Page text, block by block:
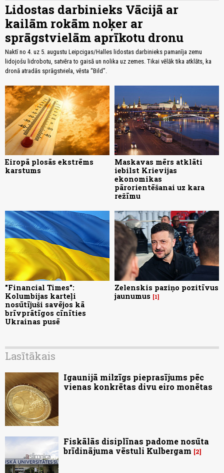
Lidostas darbinieks Vācijā ar
kailām rokām noķer ar
sprāgstvielām aprīkotu dronu
Naktī no 4. uz 5. augustu Leipcigas/Halles lidostas darbinieks pamanīja zemu
lidojošu lidrobotu, satvēra to gaisā un nolika uz zemes. Tikai vēlāk tika atklāts, ka
dronā atradās sprāgstviela, vēsta “Bild”.
Eiropā plosās ekstrēms
karstums
Maskavas mērs atklāti
iebilst Krievijas
ekonomikas
pārorientēšanai uz kara
režīmu
"Financial Times":
Kolumbijas karteļi
nosūtījuši savējos kā
brīvprātīgos cīnīties
Ukrainas pusē
Zelenskis paziņo pozitīvus
jaunumus
1
Lasītākais
Igaunijā milzīgs pieprasījums pēc
vienas konkrētas divu eiro monētas
Fiskālās disiplīnas padome nosūta
brīdinājuma vēstuli Kulbergam
2